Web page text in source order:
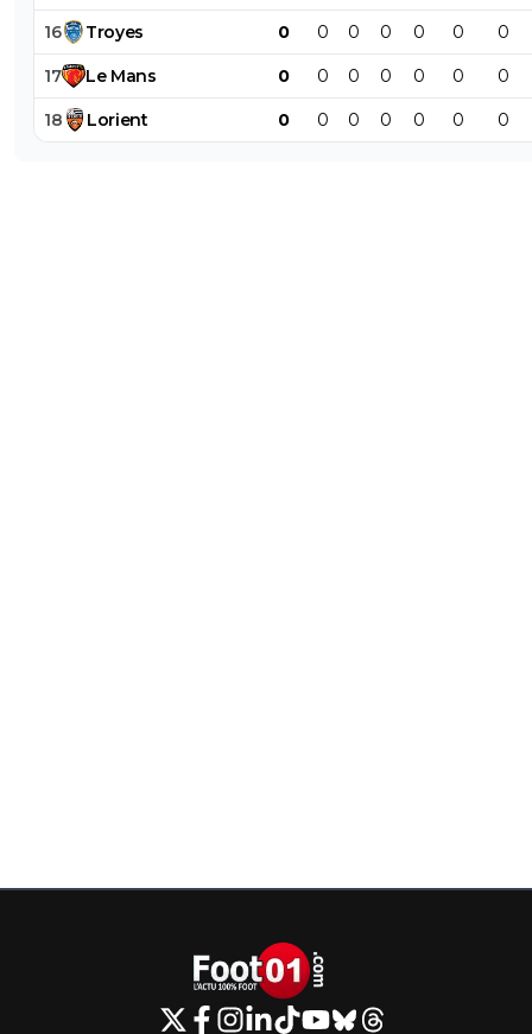
16 Troyes 0 0 0 0 0 0 0
17 Le Mans 0 0 0 0 0 0 0
18 Lorient 0 0 0 0 0 0 0